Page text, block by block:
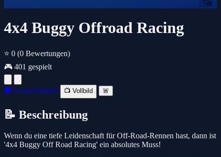
4x4 Buggy Offroad Racing
⭐ 0 (0 Bewertungen)
🎮 401 gespielt
🔲 Neues Fenster 📺 Vollbild 🚨
📝 Beschreibung
Wenn du eine tiefe Leidenschaft für Off-Road-Rennen hast, dann ist
'4x4 Buggy Off Road Racing' ein absolutes Muss!